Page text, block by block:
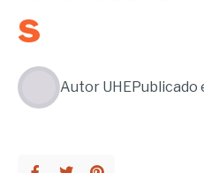
s
Autor UHEPublicado